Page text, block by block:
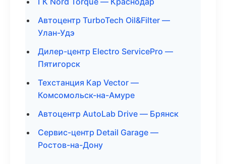
Автоцентр TurboTech Oil&Filter —
Улан-Удэ
Дилер-центр Electro ServicePro —
Пятигорск
Техстанция Кар Vector —
Комсомольск-на-Амуре
Автоцентр AutoLab Drive — Брянск
Сервис-центр Detail Garage —
Ростов-на-Дону